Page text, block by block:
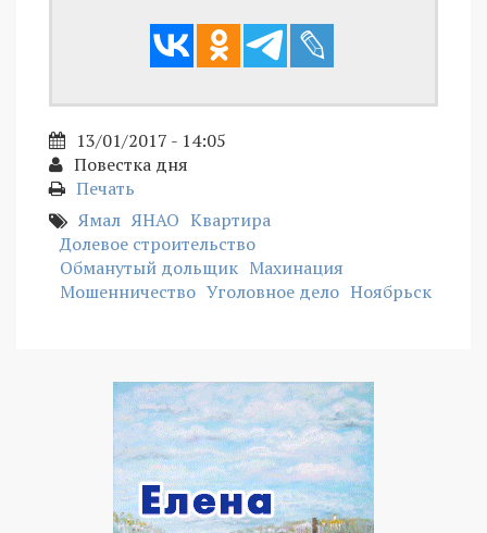
13/01/2017 - 14:05
Повестка дня
Печать
Ямал ЯНАО Квартира
Долевое строительство
Обманутый дольщик Махинация
Мошенничество Уголовное дело Ноябрьск